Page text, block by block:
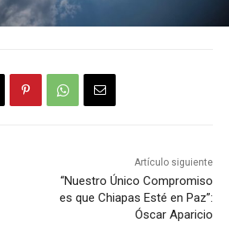
Artículo siguiente
“Nuestro Único Compromiso
es que Chiapas Esté en Paz”:
Óscar Aparicio